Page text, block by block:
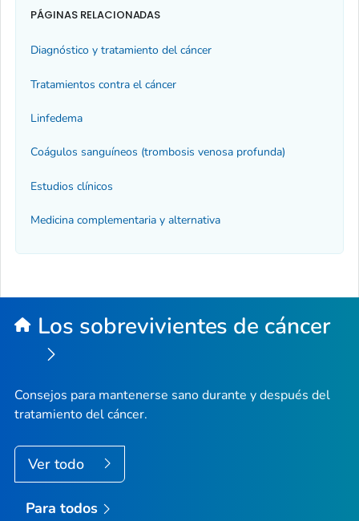
PÁGINAS RELACIONADAS
Diagnóstico y tratamiento del cáncer
Tratamientos contra el cáncer
Linfedema
Coágulos sanguíneos (trombosis venosa profunda)
Estudios clínicos
Medicina complementaria y alternativa
Los sobrevivientes de cáncer
Consejos para mantenerse sano durante y después del
tratamiento del cáncer.
Ver todo
Para todos